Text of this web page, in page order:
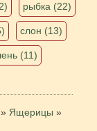
рыбка (22)
слон (13)
(11)
» Ящерицы »